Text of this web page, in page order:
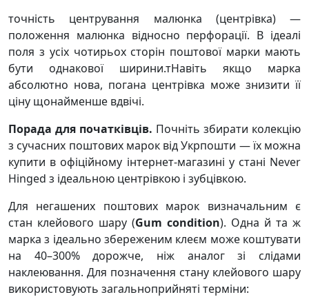
точність центрування малюнка (центрівка) —
положення малюнка відносно перфорації. В ідеалі
поля з усіх чотирьох сторін поштової марки мають
бути однакової ширини.тНавіть якщо марка
абсолютно нова, погана центрівка може знизити її
ціну щонайменше вдвічі.
Порада для початківців. Почніть збирати колекцію
з сучасних поштових марок від Укрпошти — їх можна
купити в офіційному інтернет-магазині у стані Never
Hinged з ідеальною центрівкою і зубцівкою.
Для негашених поштових марок визначальним є
стан клейового шару (Gum condition). Одна й та ж
марка з ідеально збереженим клеєм може коштувати
на 40–300% дорожче, ніж аналог зі слідами
наклеювання. Для позначення стану клейового шару
використовують загальноприйняті терміни: